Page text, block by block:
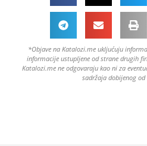
*Objave na Katalozi.me ukljućuju
informacije ustupljene od strane drugih
Katalozi.me ne odgovaraju kao ni za
sadržaja dobijenog